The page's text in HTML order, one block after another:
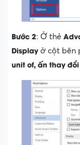
Bước 2: Ở thẻ
Display ở cột bên
unit of, ấn thay